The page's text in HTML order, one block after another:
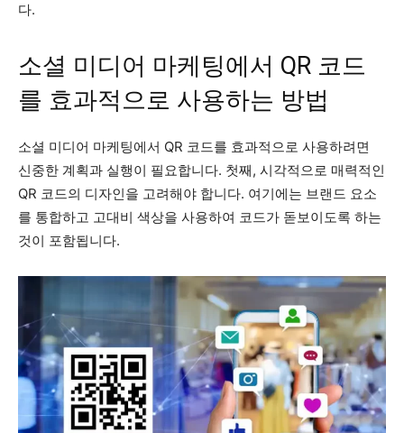
다.
소셜 미디어 마케팅에서 QR 코드
를 효과적으로 사용하는 방법
소셜 미디어 마케팅에서 QR 코드를 효과적으로 사용하려면
신중한 계획과 실행이 필요합니다. 첫째, 시각적으로 매력적인
QR 코드의 디자인을 고려해야 합니다. 여기에는 브랜드 요소
를 통합하고 고대비 색상을 사용하여 코드가 돋보이도록 하는
것이 포함됩니다.